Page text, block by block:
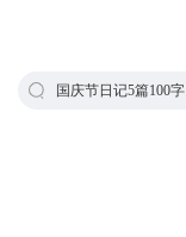
国庆节日记5篇100字